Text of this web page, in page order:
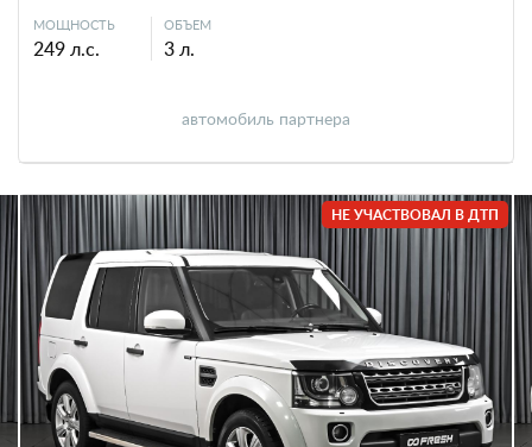
МОЩНОСТЬ
249 л.с.
ОБЪЕМ
3 л.
автомобиль партнера
НЕ УЧАСТВОВАЛ В ДТП